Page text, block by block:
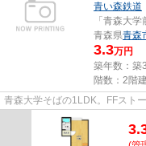
青い森鉄道
「青森大
青森県青森
3.3万円
築年数：築
階数：2階建
青森大学そばの1LDK。FFスト